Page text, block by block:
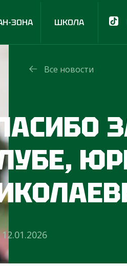
ЗОНА ШКОЛА
Все новости